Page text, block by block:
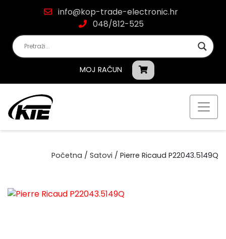
info@kop-trade-electronic.hr
048/812-525
MOJ RAČUN
Početna / Satovi / Pierre Ricaud P22043.5149Q